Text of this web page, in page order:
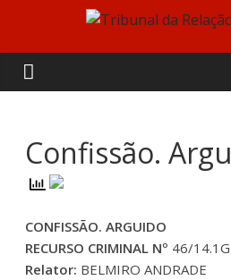
content
Tribunal
da
Relação
de
Coimbra
Confissão.
CONFISSÃO. ARGUIDO
RECURSO CRIMINAL Nº 46/
Relator: BELMIRO ANDRADE